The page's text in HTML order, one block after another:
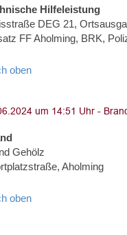
Hilfeleistung
DEG 21,
FF Aholming, BRK,
oben
Gehölz
Aholming
oben